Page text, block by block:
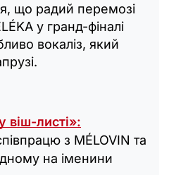
що радий перемозі
у гранд-фіналі
вокаліз, який
віш-листі»:
з MÉLOVIN та
на іменини